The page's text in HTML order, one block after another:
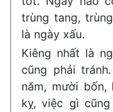
trùng tang,
là ngày xấu.
Kiêng nhất là
cũng phải
năm, mười
kỵ, việc gì